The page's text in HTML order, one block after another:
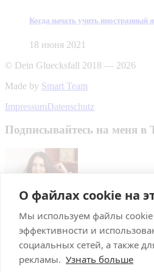
О файлах cookie на
Мы используем файлы
эффективности и
социальных сетей, а также
рекламы. Узнать больше
Когда начать учить иностранный
18 июня 2021
© Dein Gluecksfall 2018 — 2026
Made by Smart Team
ImpressumDatenschutz
Подписывайтесь на меня в
Подписаться
Брачное агентство в Германии
С нами выходят замуж!